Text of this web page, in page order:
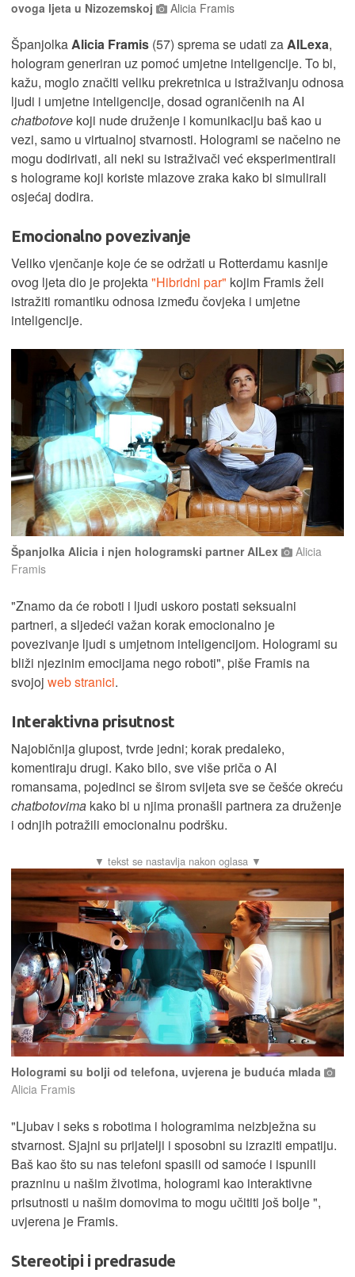
ovoga ljeta u Nizozemskoj
Alicia Framis
ŠpanjolkaAlicia Framis (57) sprema se udati zaAILexa,
hologram generiran uz pomoć umjetne inteligencije. To bi,
kažu, moglo značiti veliku prekretnica u istraživanju odnosa
ljudi i umjetne inteligencije, dosad ograničenih na AI
chatbotove koji nude druženje i komunikaciju baš kao u
vezi, samo u virtualnoj stvarnosti. Hologrami se načelno ne
mogu dodirivati, ali neki su istraživači već eksperimentirali
s holograme koji koriste mlazove zraka kako bi simulirali
osjećaj dodira.
Emocionalno povezivanje
Veliko vjenčanje koje će se održati u Rotterdamu kasnije
ovog ljeta dio je projekta"Hibridni par" kojim Framis želi
istražiti romantiku odnosa između čovjeka i umjetne
inteligencije.
Španjolka Alicia i njen hologramski partner AILex
Alicia
Framis
"Znamo da će roboti i ljudi uskoro postati seksualni
partneri, a sljedeći važan korak emocionalno je
povezivanje ljudi s umjetnom inteligencijom. Hologrami su
bliži njezinim emocijama nego roboti", piše Framis na
svojoj web stranici.
Interaktivna prisutnost
Najobičnija glupost, tvrde jedni; korak predaleko,
komentiraju drugi. Kako bilo, sve više priča o AI
romansama, pojedinci se širom svijeta sve se češće okreću
chatbotovima kako bi u njima pronašli partnera za druženje
i odnjih potražili emocionalnu podršku.
Hologrami su bolji od telefona, uvjerena je buduća mlada
Alicia Framis
"Ljubav i seks s robotima i hologramima neizbježna su
stvarnost. Sjajni su prijatelji i sposobni su izraziti empatiju.
Baš kao što su nas telefoni spasili od samoće i ispunili
prazninu u našim životima, hologrami kao interaktivne
prisutnosti u našim domovima to mogu učititi još bolje ",
uvjerena je Framis.
Stereotipi i predrasude